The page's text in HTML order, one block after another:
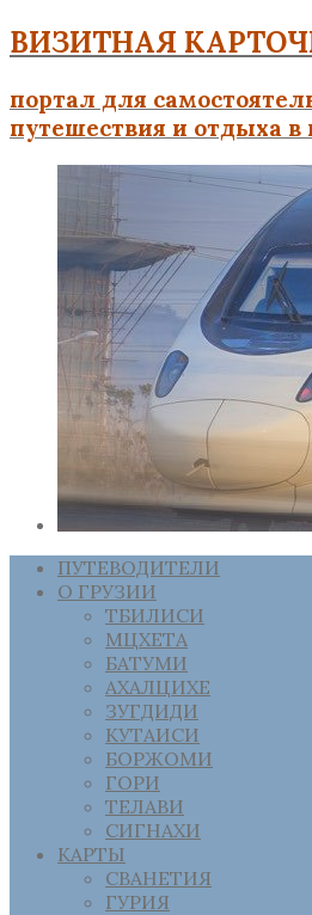
ВИЗИТНАЯ
портал для
путешествия и отдыха в
ПУТЕВОДИТЕЛИ
О ГРУЗИИ
ТБИЛИСИ
МЦХЕТА
БАТУМИ
АХАЛЦИХЕ
ЗУГДИДИ
КУТАИСИ
БОРЖОМИ
ГОРИ
ТЕЛАВИ
СИГНАХИ
КАРТЫ
СВАНЕТИЯ
ГУРИЯ